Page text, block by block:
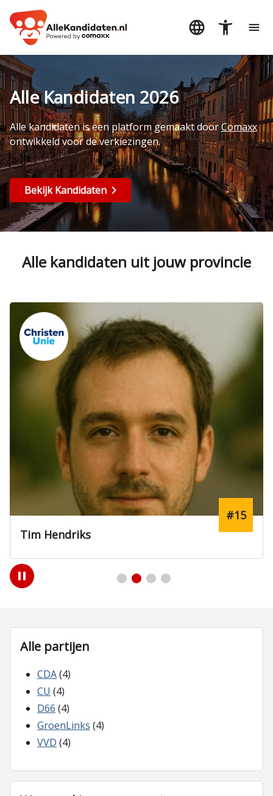
Alle Kandidaten 2026
Alle kandidaten is een platform gemaakt doorComaxx
ontwikkeld voor de verkiezingen.
Bekijk Kandidaten
Alle kandidaten uit jouw provincie
Sofie Bakker
#4
Play
/
Alle partijen
CDA(4)
CU (4)
D66 (4)
GroenLinks (4)
VVD (4)